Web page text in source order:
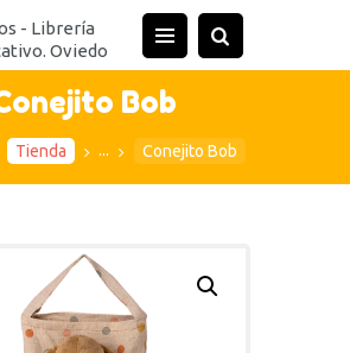
Bob
Tienda ... Conejito Bob